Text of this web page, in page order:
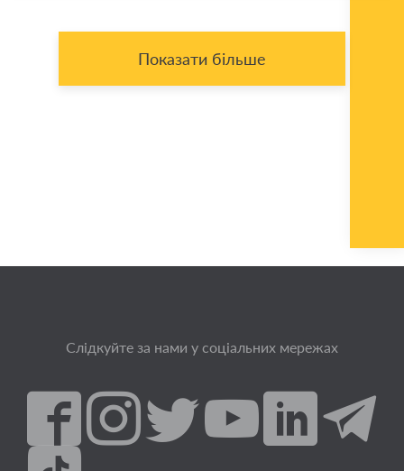
Показати більше
Слідкуйте за нами у соціальних мережах